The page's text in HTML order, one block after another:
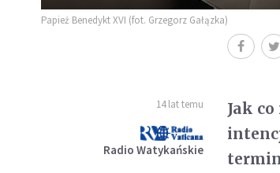
Papież Benedykt XVI (fot. Grzegorz Gałązka)
14 lat temu
Radio Watykańskie
Jak